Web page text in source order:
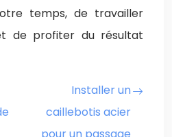
temps, de travailler
de profiter du résultat
Installer un
caillebotis acier